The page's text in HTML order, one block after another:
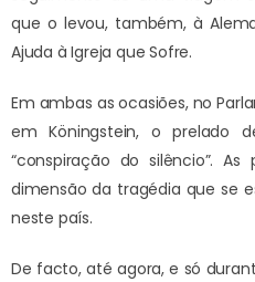
que o levou, também, à
Ajuda à Igreja que Sofre.
Em ambas as ocasiões, no
em Köningstein, o prelado
“conspiração do silêncio”.
dimensão da tragédia que se
neste país.
De facto, até agora, e só